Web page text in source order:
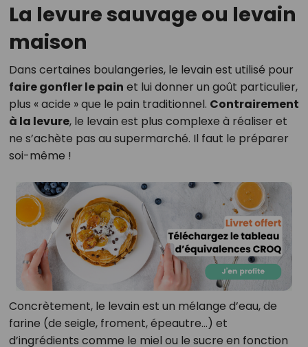
La levure sauvage ou levain
maison
Dans certaines boulangeries, le levain est utilisé pour
faire gonfler le pain et lui donner un goût particulier,
plus « acide » que le pain traditionnel. Contrairement
à la levure, le levain est plus complexe à réaliser et
ne s’achète pas au supermarché. Il faut le préparer
soi-même !
Concrètement, le levain est un mélange d’eau, de
farine (de seigle, froment, épeautre…) et
d’ingrédients comme le miel ou le sucre en fonction